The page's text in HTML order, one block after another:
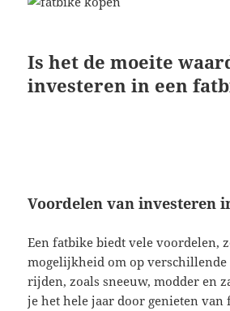
Is het de moeite
investeren in een
Voordelen van investeren
Een fatbike biedt vele voordelen,
mogelijkheid om op
rijden, zoals sneeuw, modder en
je het hele jaar door genieten van